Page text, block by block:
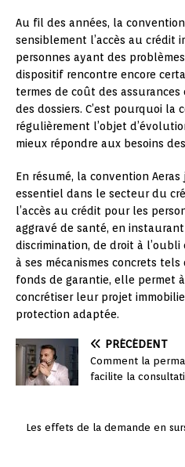
Au fil des années, la convention
sensiblement l’accès au crédit
personnes ayant des
dispositif rencontre encore
termes de coût des
des dossiers. C’est pourquoi la
régulièrement l’objet
mieux répondre aux besoins
En résumé, la convention
essentiel dans le secteur du
l’accès au crédit pour les
aggravé de santé, en
discrimination, de droit à
à ses mécanismes concrets
fonds de garantie, elle permet
concrétiser leur projet
protection adaptée.
PRÉCÉDENT
Comment la
facilite la
Les effets de la demande en